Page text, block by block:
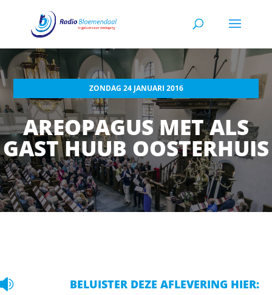
ZONDAG 24 JANUARI 2016
AREOPAGUS MET ALS
GAST HUUB OOSTERHUIS
 BELUISTER DEZE AFLEVERING HIER: